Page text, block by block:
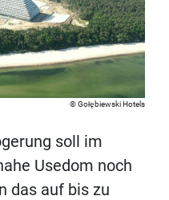
Gołębiewski Hotels
soll im
Usedom noch
das auf bis zu